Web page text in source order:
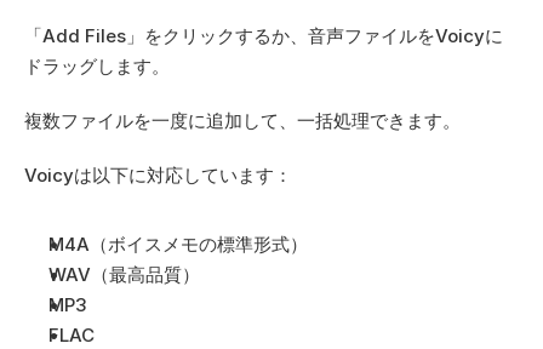
「Add Files」をクリックするか、音声ファイルをVoicyに
ドラッグします。
複数ファイルを一度に追加して、一括処理できます。
Voicyは以下に対応しています：
M4A（ボイスメモの標準形式）
WAV（最高品質）
MP3
FLAC